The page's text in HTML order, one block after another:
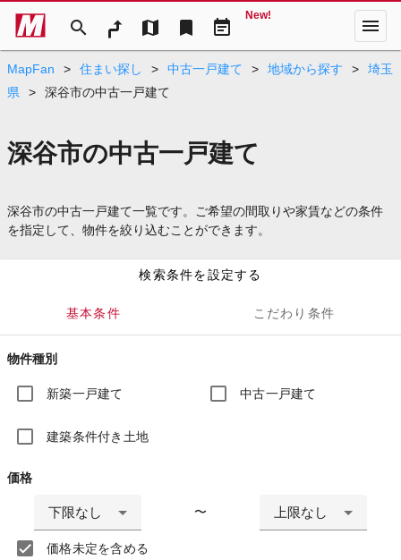
search map bookmark event_note
New! menu
MapFan > 住まい探し > 中古一戸建て > 地域から探す >
埼玉
県
> 深谷市の中古一戸建て
深谷市の中古一戸建て
深谷市の中古一戸建て一覧です。ご希望の間取りや家賃などの条件
を指定して、物件を絞り込むことができます。
検索条件を設定する
基本条件 こだわり条件
物件種別
新築一戸建て 中古一戸建て
建築条件付き土地
価格
下限なし 〜 上限なし
価格未定を含める